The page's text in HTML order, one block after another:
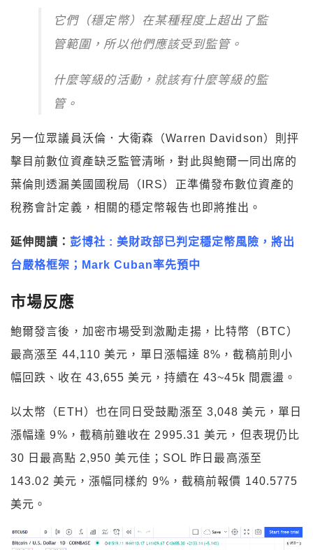
它們（穩定幣）在某種程度上超出了監
管範圍，所以他們應該受到監管。
什麼等級的活動，就該有什麼等級的監
管。
另一位眾議員沃倫．大衛森（Warren Davidson）則抨
擊目前數位資產缺乏監管清晰，對此與鮑爾一同出席的
葉倫則透漏美國國稅局（IRS）正準備發布數位資產的
稅務會計定義，相關的穩定幣報告也即將推出。
延伸閱讀： 彭博社 : 美財政部已判定穩定幣風險，將出
台嚴格框架；Mark Cuban率先預中
市場反應
鮑爾發言後，加密市場受到激勵走揚，比特幣（BTC）
最高漲至 44,110 美元，單日漲幅達 8%，截稿前則小
幅回跌、收在 43,655 美元，持續在 43~45k 間震盪。
以太幣（ETH）也在同日受鼓勵漲至 3,048 美元，單日
漲幅達 9%，截稿前雖收在 2995.31 美元，但表現仍比
30 日最高點 2,950 美元佳；SOL 昨日最高漲至
143.02 美元，漲幅同樣約 9%，截稿前報價 140.5775
美元。